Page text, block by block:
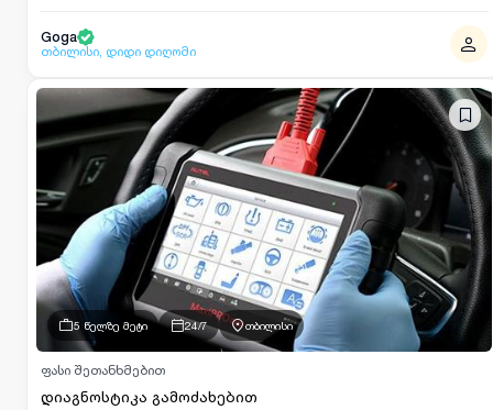
Goga
თბილისი, დიდი დიღომი
5 წელზე მეტი 24/7 თბილისი
დიაგნოსტიკა გამოძახებით
ფასი შეთანხმებით